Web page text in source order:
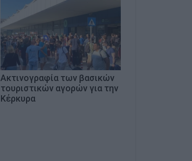
Ακτινογραφία των βασικών
τουριστικών αγορών για την
Κέρκυρα